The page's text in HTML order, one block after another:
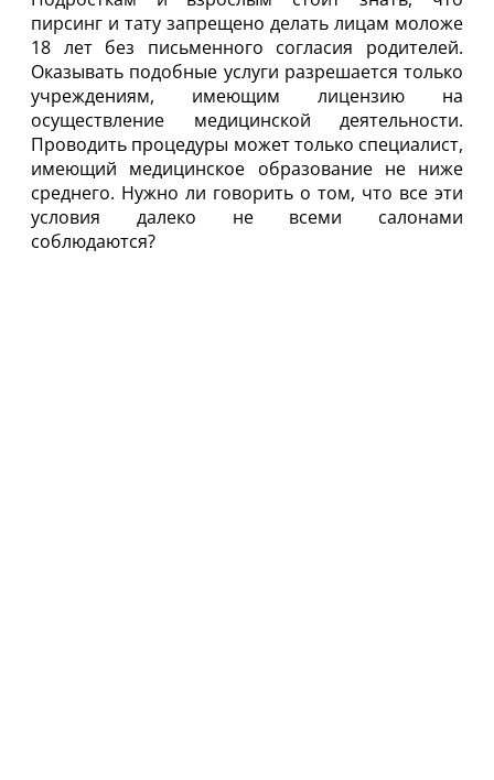
пирсинг и тату запрещено делать лицам моложе
18 лет без письменного согласия родителей.
Оказывать подобные услуги разрешается только
учреждениям, имеющим лицензию на
осуществление медицинской деятельности.
Проводить процедуры может только специалист,
имеющий медицинское образование не ниже
среднего. Нужно ли говорить о том, что все эти
условия далеко не всеми салонами
соблюдаются?